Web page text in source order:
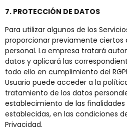
7. PROTECCIÓN DE DATOS
Para utilizar algunos de los
proporcionar previamente
personal. La empresa tratará
datos y aplicará las
todo ello en cumplimiento del
Usuario puede acceder a la
tratamiento de los datos
establecimiento de las
establecidas, en las condiciones
Privacidad.